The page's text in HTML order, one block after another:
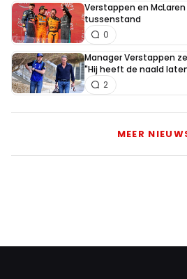
Verstappen en
tussenstand
0
Manager Verstappen
"Hij heeft de naald
2
MEER